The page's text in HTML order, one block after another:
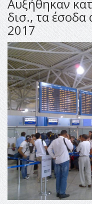
Αυξήθηκαν
δισ., τα έσοδα
2017